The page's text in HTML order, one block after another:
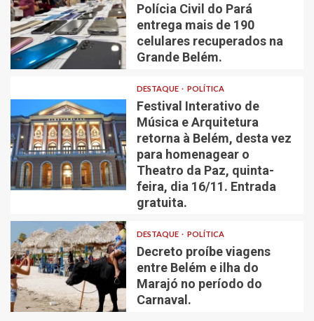
Polícia Civil do Pará
entrega mais de 190
celulares recuperados na
Grande Belém.
DESTAQUE POLÍTICA
Festival Interativo de
Música e Arquitetura
retorna à Belém, desta vez
para homenagear o
Theatro da Paz, quinta-
feira, dia 16/11. Entrada
gratuita.
DESTAQUE POLÍTICA
Decreto proíbe viagens
entre Belém e ilha do
Marajó no período do
Carnaval.